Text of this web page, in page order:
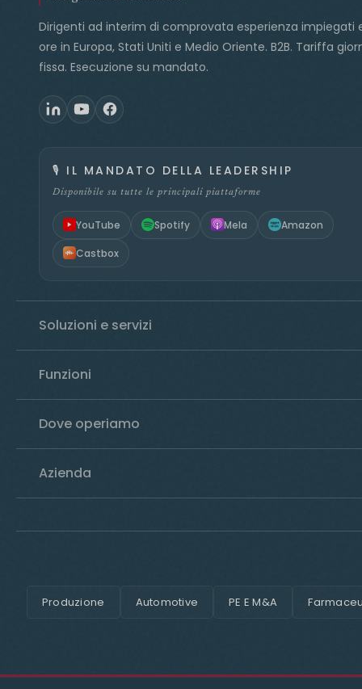
Dirigenti ad interim di comprovata esperienza impiegati
ore in Europa, Stati Uniti e Medio Oriente. B2B. Tariffa
fissa. Esecuzione su mandato.
🎙️ IL MANDATO DELLA LEADERSHIP
Disponibile su tutte le principali piattaforme
YouTube Spotify Mela Amazon
Castbox
Soluzioni e servizi
Funzioni
Dove operiamo
Azienda
Produzione Automotive PE E M&A